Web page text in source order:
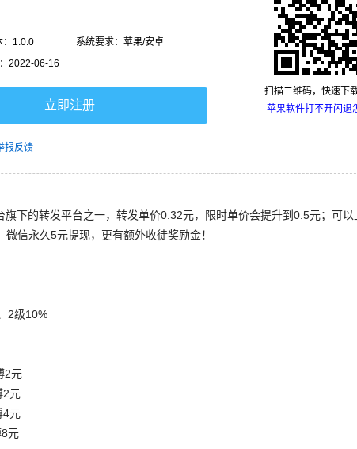
扫描二维码，快速下
苹果软件打不开闪退
：1.0.0
系统要求：苹果/安卓
2022-06-16
立即注册
报反馈
旗下的转发平台之一，转发单价0.32元，限时单价会提升到0.5元；可以
信永久5元提现，更有额外收徒奖励金！
2级10%
元
元
元
元